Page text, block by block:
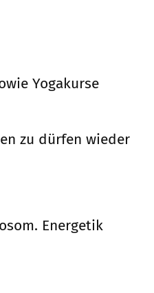
Yogakurse
zu dürfen wieder
Energetik